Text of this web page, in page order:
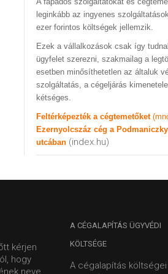
leginkább az ingyenes
ezer forintos költségek jellemzik.
Ezek a vállalkozások csak így
ügyfelet szerezni, szakmailag a
esetben minősíthetetlen az általuk
szolgáltatás, a cégeljárás kimenetele
kétséges.
Feltérképezték a cégtemetőket
Ezernyolcszáz cég a Podmaniczky
utcában (index.hu)
kérjen
hogy
neve
A CÉGALAPÍTÁS ÜGYVÉDI
KÖLTSÉGE
A cégalapítás